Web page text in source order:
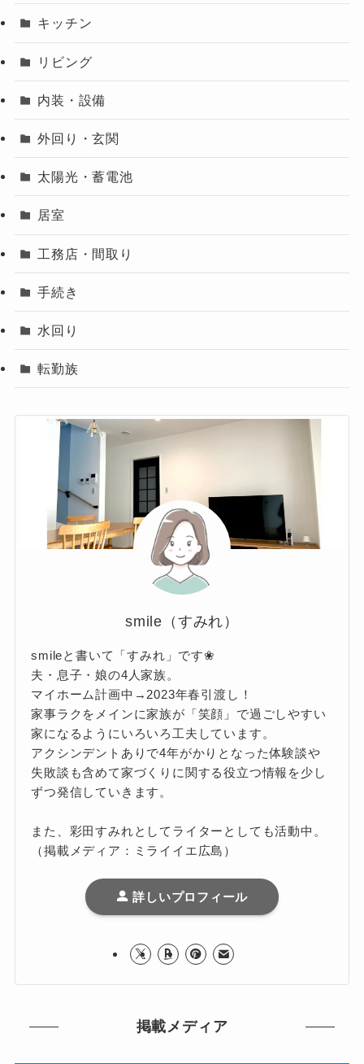
キッチン
リビング
内装・設備
外回り・玄関
太陽光・蓄電池
居室
工務店・間取り
手続き
水回り
転勤族
smile（すみれ）
smileと書いて「すみれ」です❀
夫・息子・娘の4人家族。
マイホーム計画中→2023年春引渡し！
家事ラクをメインに家族が「笑顔」で過ごしやすい
家になるようにいろいろ工夫しています。
アクシンデントありで4年がかりとなった体験談や
失敗談も含めて家づくりに関する役立つ情報を少し
ずつ発信していきます。
また、彩田すみれとしてライターとしても活動中。
（掲載メディア：ミライイエ広島）
詳しいプロフィール
掲載メディア